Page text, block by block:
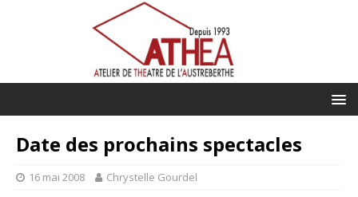
Date des prochains spectacles
16 mai 2008 Chrystelle Gourdel